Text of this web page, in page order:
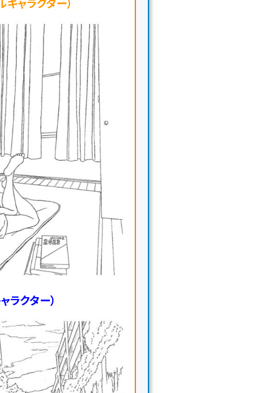
クター）